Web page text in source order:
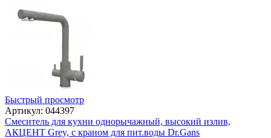
Быстрый просмотр
Артикул: 044397
Смеситель для кухни однорычажный, высокий излив,
АКЦЕНТ Grey, с краном для пит.воды Dr.Gans